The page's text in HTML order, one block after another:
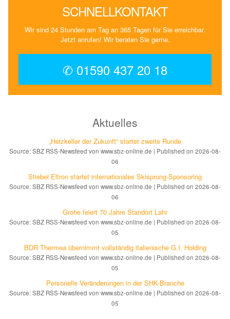
SCHNELLKONTAKT
Wir sind 24 Stunden am Tag an 365 Tagen für Sie erreichbar.
Jetzt anrufen! Wir beraten Sie gerne.
✆ 01590 437 20 18
Aktuelles
„Heizkeller der Zu­kunft“ star­tet zwei­te Run­de
Source: SBZ RSS-Newsfeed von www.sbz-online.de
Published on 2026-08-
06
Stiebel Eltron startet internatio­nales Ski­sprung-Spon­soring
Source: SBZ RSS-Newsfeed von www.sbz-online.de
Published on 2026-08-
06
Grohe feiert 70 Jahre Standort Lahr
Source: SBZ RSS-Newsfeed von www.sbz-online.de
Published on 2026-08-
05
BDR Thermea übernimmt vollständig italienische G.I. Holding
Source: SBZ RSS-Newsfeed von www.sbz-online.de
Published on 2026-08-
05
Personelle Veränderungen in der SHK-Branche
Source: SBZ RSS-Newsfeed von www.sbz-online.de
Published on 2026-08-
05